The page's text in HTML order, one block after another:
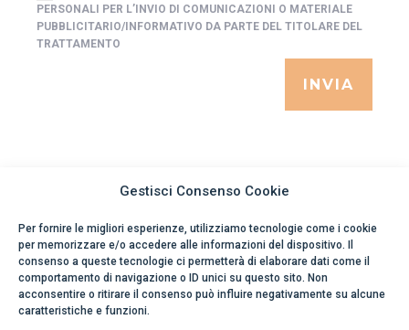
Gestisci Consenso Cookie
Per fornire le migliori esperienze, utilizziamo tecnologie come i cookie
per memorizzare e/o accedere alle informazioni del dispositivo. Il
consenso a queste tecnologie ci permetterà di elaborare dati come il
comportamento di navigazione o ID unici su questo sito. Non
acconsentire o ritirare il consenso può influire negativamente su alcune
caratteristiche e funzioni.
PERSONALI PER L’INVIO DI COMUNICAZIONI O MATERIALE
PUBBLICITARIO/INFORMATIVO DA PARTE DEL TITOLARE DEL
TRATTAMENTO
INVIA